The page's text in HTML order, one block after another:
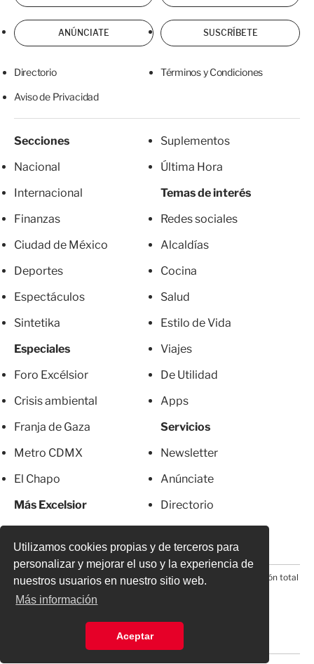
Utilizamos cookies propias y de terceros para
personalizar y mejorar el uso y la experiencia de
nuestros usuarios en nuestro sitio web.
Más información
Aceptar
ANÚNCIATE SUSCRÍBETE
Directorio Términos y Condiciones
Aviso de Privacidad
Secciones
Nacional
Internacional
Finanzas
Ciudad de México
Deportes
Espectáculos
Sintetika
Especiales
Foro Excélsior
Crisis ambiental
Franja de Gaza
Metro CDMX
El Chapo
Más Excelsior
Suplementos
Última Hora
Temas de interés
Redes sociales
Alcaldías
Cocina
Salud
Estilo de Vida
Viajes
De Utilidad
Apps
Servicios
Newsletter
Anúnciate
Directorio
© 2026 Todos los derechos reservados. Prohibida la reproducción total
o parcial, incluyendo cualquier medio electrónico*